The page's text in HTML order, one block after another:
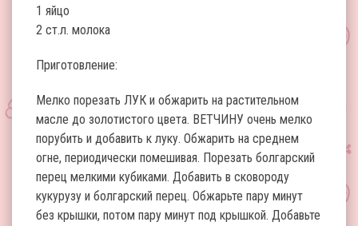
1 яйцо
2 ст.л. молока
Приготовление:
Мелко порезать ЛУК и обжарить на растительном
масле до золотистого цвета. ВЕТЧИНУ очень мелко
порубить и добавить к луку. Обжарить на среднем
огне, периодически помешивая. Порезать болгарский
перец мелкими кубиками. Добавить в сковороду
кукурузу и болгарский перец. Обжарьте пару минут
без крышки, потом пару минут под крышкой. Добавьте